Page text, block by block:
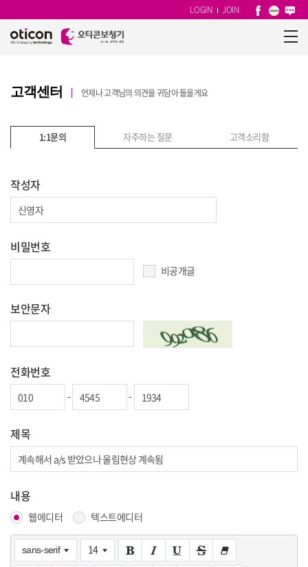
LOGIN JOIN
고객센터 언제나 고객님의 의견을 귀담아 들을게요
1:1문의 자주하는 질문 고객소리함
작성자
비밀번호
비공개글
보안문자
전화번호
- -
제목
내용
웹에디터 텍스트에디터
sans-serif 14